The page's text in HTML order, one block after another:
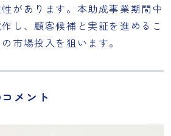
があります。本助成事業期間中
し、顧客候補と実証を進めるこ
市場投入を狙います。
メント